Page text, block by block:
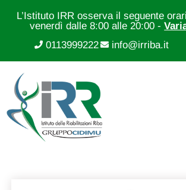
L’Istituto IRR osserva il seguente
venerdì dalle 8:00 alle 20:00 -
0113999222
info@irriba.it